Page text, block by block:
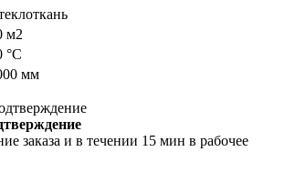
м2
°С
мм
заказа и в течении 15 мин в рабочее